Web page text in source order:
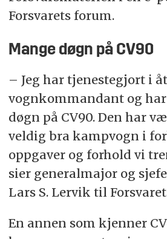
Forsvarets forum.
Mange døgn på CV90
– Jeg har tjenestegjort i
vognkommandant og
døgn på CV90. Den har
veldig bra kampvogn i
oppgaver og forhold vi
sier generalmajor og
Lars S. Lervik til
En annen som kjenner